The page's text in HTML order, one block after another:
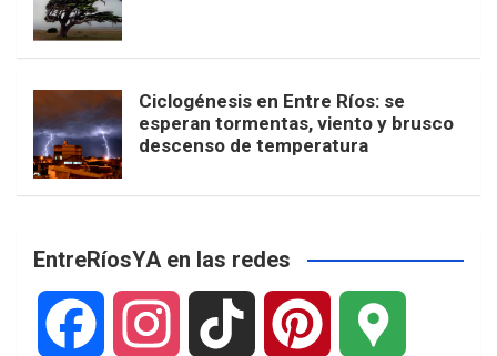
Ciclogénesis en Entre Ríos: se
esperan tormentas, viento y brusco
descenso de temperatura
EntreRíosYA en las redes